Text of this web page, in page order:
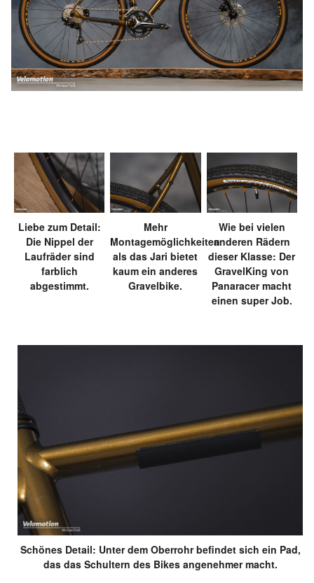
Liebe zum Detail:
Die Nippel der
Laufräder sind
farblich
abgestimmt.
Mehr
Montagemöglichkeiten
als das Jari bietet
kaum ein anderes
Gravelbike.
Wie bei vielen
anderen Rädern
dieser Klasse: Der
GravelKing von
Panaracer macht
einen super Job.
Schönes Detail: Unter dem Oberrohr befindet sich ein Pad,
das das Schultern des Bikes angenehmer macht.